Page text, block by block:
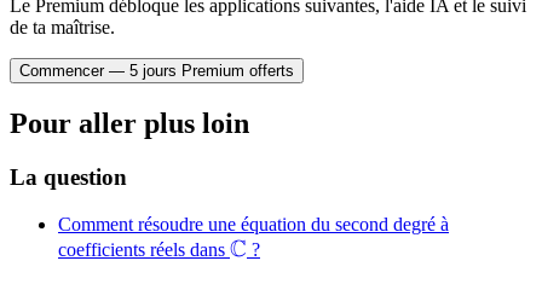
Le Premium débloque les applications suivantes, l'aide IA et le suivi
de ta maîtrise.
Commencer — 5 jours Premium offerts
Pour aller plus loin
La question
Comment résoudre une équation du second degré à
coefficients réels dans \mathbb{C}
C ?